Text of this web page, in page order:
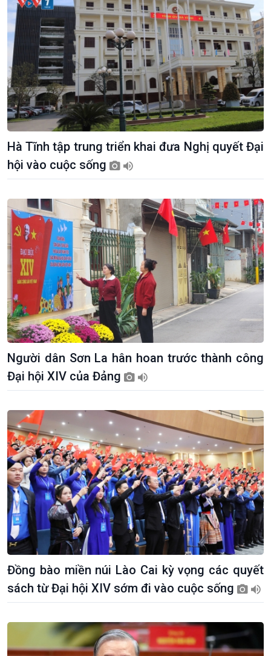
Giới thiệu
Thời sự
Thời sự 6h
Thời sự 12h
Thời sự 18h
Thời sự 21h30
Bản tin
Chuyên mục
Theo dòng Thời sự
Hà Tĩnh tập trung triển khai đưa Nghị quyết Đại
hội vào cuộc sống
Người dân Sơn La hân hoan trước thành công
Đại hội XIV của Đảng
Đồng bào miền núi Lào Cai kỳ vọng các quyết
sách từ Đại hội XIV sớm đi vào cuộc sống